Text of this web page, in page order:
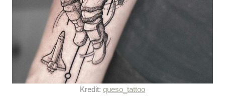
Kredit: queso_tattoo